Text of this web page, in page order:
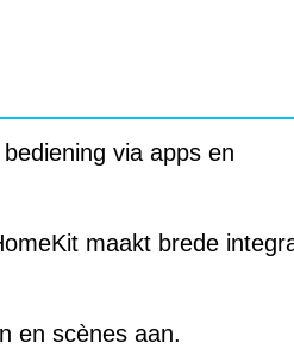
via apps en
maakt brede
en scènes aan.